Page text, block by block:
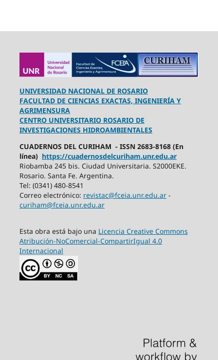
UNIVERSIDAD NACIONAL DE ROSARIO
FACULTAD DE CIENCIAS EXACTAS, INGENIERÍA Y
AGRIMENSURA
CENTRO UNIVERSITARIO ROSARIO DE
INVESTIGACIONES HIDROAMBIENTALES
CUADERNOS DEL CURIHAM - ISSN 2683-8168 (En
línea) https://cuadernosdelcuriham.unr.edu.ar
Riobamba 245 bis. Ciudad Universitaria. S2000EKE.
Rosario. Santa Fe. Argentina.
Tel: (0341) 480-8541
Correo electrónico: revistac@fceia.unr.edu.ar-
curiham@fceia.unr.edu.ar
Esta obra está bajo una Licencia Creative Commons
Atribución-NoComercial-CompartirIgual 4.0
Internacional